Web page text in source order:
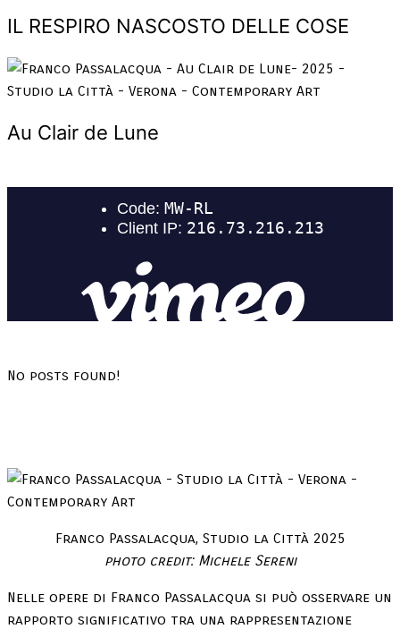
IL RESPIRO NASCOSTO DELLE COSE
Au Clair de Lune
No posts found!
Franco Passalacqua, Studio la Città 2025
photo credit: Michele Sereni
Nelle opere di Franco Passalacqua si può osservare un
rapporto significativo tra una rappresentazione